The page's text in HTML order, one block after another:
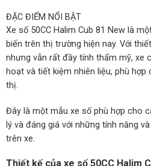
ĐẶC ĐIỂM NỔI BẬT
Xe số 50CC Halim Cub 81 New là
biến trên thị trường hiện nay. Với
nhưng vẫn rất đầy tính thẩm mỹ, xe
hoạt và tiết kiệm nhiên liệu, phù
thị.
Đây là một mẫu xe số phù hợp cho
lý và đáng giá với những tính năng
trên xe.
Thiết kế của xe số 50CC Halim